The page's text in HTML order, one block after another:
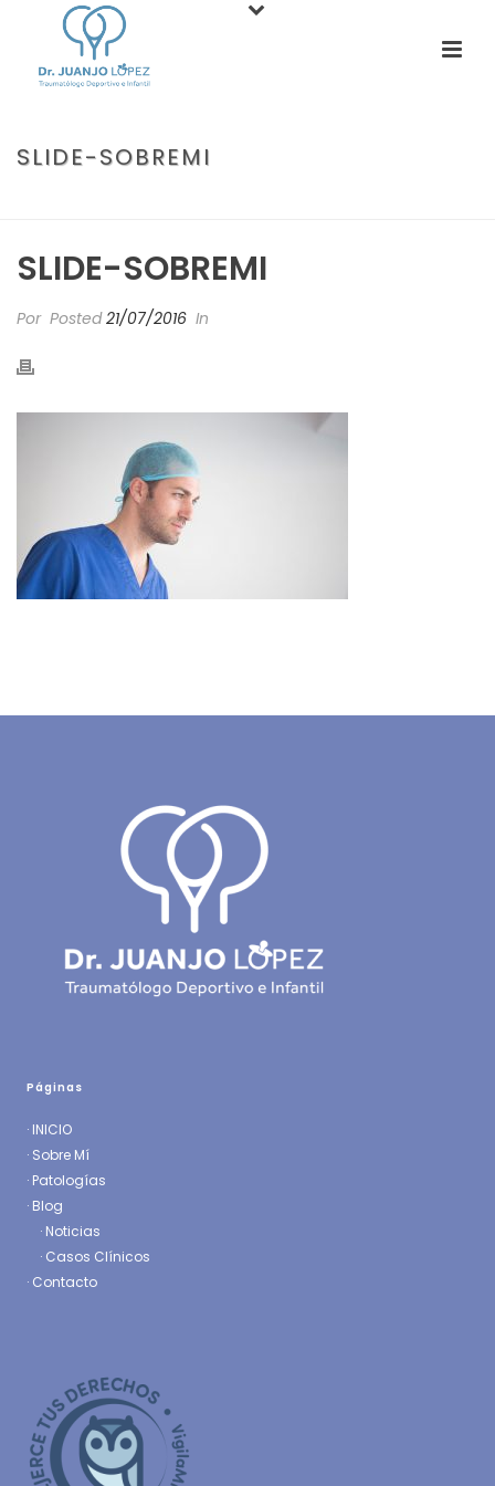
SLIDE-SOBREMI
SLIDE-SOBREMI
Por Posted21/07/2016 In
Páginas
· INICIO
· Sobre Mí
· Patologías
· Blog
· Noticias
· Casos Clínicos
· Contacto